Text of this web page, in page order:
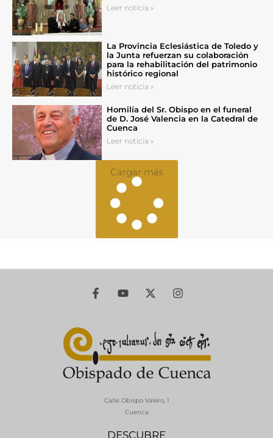
Leer noticia »
La Provincia Eclesiástica de Toledo y
la Junta refuerzan su colaboración
para la rehabilitación del patrimonio
histórico regional
Leer noticia »
Homilía del Sr. Obispo en el funeral
de D. José Valencia en la Catedral de
Cuenca
Leer noticia »
Cargar más
DESCUBRE
Calle Obispo Valero, 1
Cuenca